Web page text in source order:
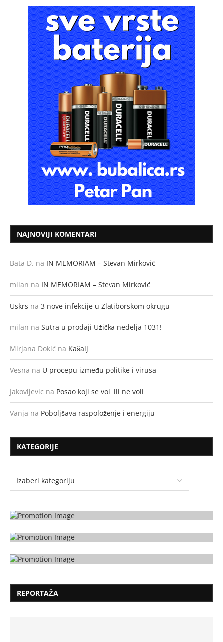
NAJNOVIJI KOMENTARI
Bata D. na IN MEMORIAM – Stevan Mirković
milan na IN MEMORIAM – Stevan Mirković
Uskrs na 3 nove infekcije u Zlatiborskom okrugu
milan na Sutra u prodaji Užička nedelja 1031!
Mirjana Dokić na Kašalj
Vesna na U procepu između politike i virusa
Jakovljevic na Posao koji se voli ili ne voli
Vanja na Poboljšava raspoloženje i energiju
KATEGORIJE
REPORTAŽA